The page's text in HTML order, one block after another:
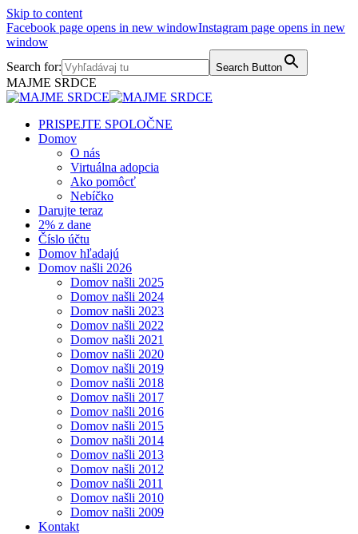
Skip to content
Facebook page opens in new windowInstagram page opens in new
window
Search for:
Search Button
MAJME SRDCE
PRISPEJTE SPOLOČNE
Domov
O nás
Virtuálna adopcia
Ako pomôcť
Nebíčko
Darujte teraz
2% z dane
Číslo účtu
Domov hľadajú
Domov našli 2026
Domov našli 2025
Domov našli 2024
Domov našli 2023
Domov našli 2022
Domov našli 2021
Domov našli 2020
Domov našli 2019
Domov našli 2018
Domov našli 2017
Domov našli 2016
Domov našli 2015
Domov našli 2014
Domov našli 2013
Domov našli 2012
Domov našli 2011
Domov našli 2010
Domov našli 2009
Kontakt